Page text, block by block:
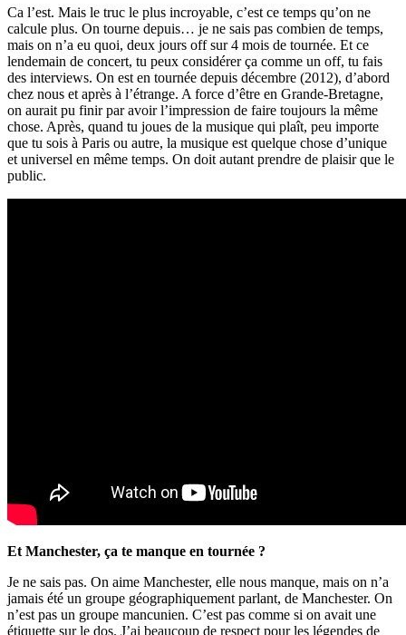
Ca l’est. Mais le truc le plus incroyable, c’est ce temps qu’on ne
calcule plus. On tourne depuis… je ne sais pas combien de temps,
mais on n’a eu quoi, deux jours off sur 4 mois de tournée. Et ce
lendemain de concert, tu peux considérer ça comme un off, tu fais
des interviews. On est en tournée depuis décembre (2012), d’abord
chez nous et après à l’étrange. A force d’être en Grande-Bretagne,
on aurait pu finir par avoir l’impression de faire toujours la même
chose. Après, quand tu joues de la musique qui plaît, peu importe
que tu sois à Paris ou autre, la musique est quelque chose d’unique
et universel en même temps. On doit autant prendre de plaisir que le
public.
Et Manchester, ça te manque en tournée ?
Je ne sais pas. On aime Manchester, elle nous manque, mais on n’a
jamais été un groupe géographiquement parlant, de Manchester. On
n’est pas un groupe mancunien. C’est pas comme si on avait une
étiquette sur le dos. J’ai beaucoup de respect pour les légendes de